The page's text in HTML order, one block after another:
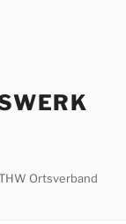
Ortsverband